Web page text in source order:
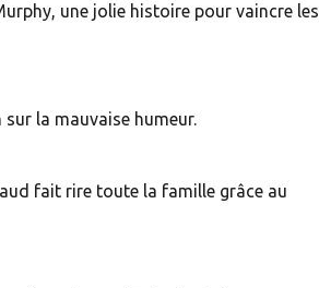
une jolie histoire pour vaincre les
la mauvaise humeur.
fait rire toute la famille grâce au